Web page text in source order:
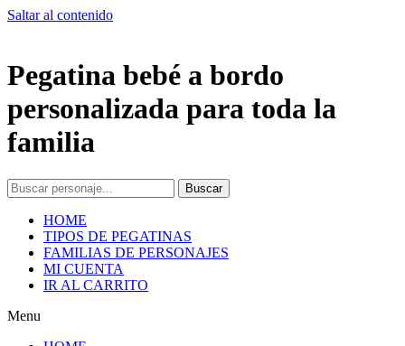
Saltar al contenido
Pegatina bebé a bordo
personalizada para toda la
familia
Buscar
HOME
TIPOS DE PEGATINAS
FAMILIAS DE PERSONAJES
MI CUENTA
IR AL CARRITO
Menu